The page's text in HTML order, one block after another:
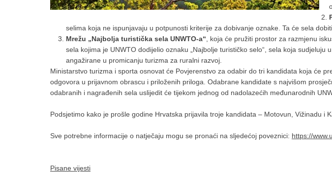
selima koja ne ispunjavaju u potpunosti kriterije za dobivanje oznake. Ta će sela
Mrežu „Najbolja turistička sela UNWTO-a“ , koja će pružiti prostor za razmjenu
sela kojima je UNWTO dodijelio oznaku „Najbolje turističko selo“, sela koja
angažirane u promicanju turizma za ruralni razvoj.
Ministarstvo turizma i sporta osnovat će Povjerenstvo za odabir do tri kandidata koja će
odgovora u prijavnom obrascu i priloženih priloga. Odabrane kandidate s najvišom
odabranih i nagrađenih sela uslijedit će tijekom jednog od nadolazećih međunarodnih
Podsjetimo kako je prošle godine Hrvatska prijavila troje kandidata – Motovun, Vižinadu
Sve potrebne informacije o natječaju mogu se pronaći na sljedećoj poveznici: https://
Pisane vijesti